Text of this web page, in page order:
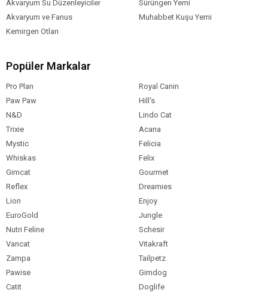
Akvaryum Su Düzenleyiciler
Sürüngen Yemi
Akvaryum ve Fanus
Muhabbet Kuşu Yemi
Kemirgen Otları
Popüler Markalar
Pro Plan
Royal Canin
Paw Paw
Hill's
N&D
Lindo Cat
Trixie
Acana
Mystic
Felicia
Whiskas
Felix
Gimcat
Gourmet
Reflex
Dreamies
Lion
Enjoy
EuroGold
Jungle
Nutri Feline
Schesir
Vancat
Vitakraft
Zampa
Tailpetz
Pawise
Gimdog
Catit
Doglife